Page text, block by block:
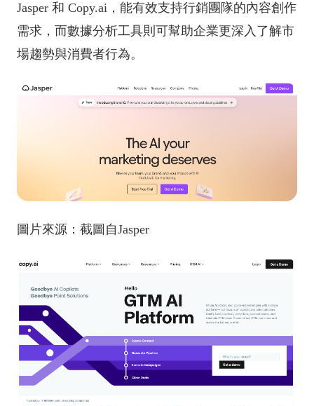
Jasper 和 Copy.ai，能有效支持行銷團隊的內容創作
需求，而數據分析工具則可幫助企業更深入了解市
場趨勢與消費者行為。
圖片來源：截圖自Jasper